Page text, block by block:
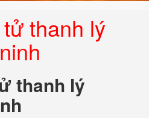
thanh lý
thanh lý